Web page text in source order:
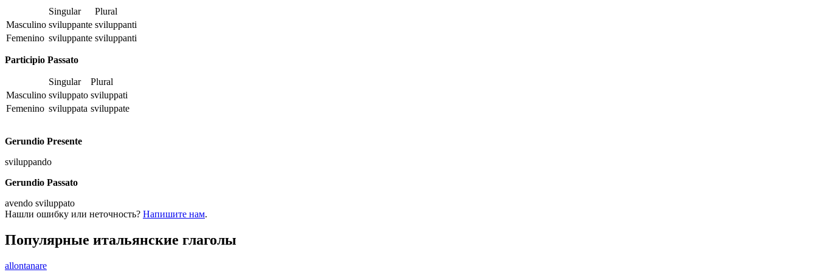
Singular
Plural
Masculino sviluppante sviluppanti
Femenino sviluppante sviluppanti
Participio Passato
Singular
Plural
Masculino sviluppato sviluppati
Femenino sviluppata sviluppate
Gerundio Presente
sviluppando
Gerundio Passato
avendo sviluppato
Нашли ошибку или неточность? Напишите нам.
Популярные итальянские глаголы
allontanare